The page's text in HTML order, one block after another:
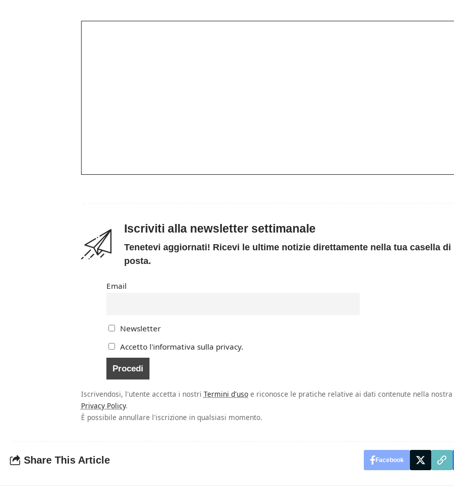
Iscriviti alla newsletter settimanale
Tenetevi aggiornati! Ricevi le ultime notizie direttamente nella tua casella di
posta.
Email
Newsletter
Accetto l'informativa sulla privacy.
Iscrivendosi, l'utente accetta i nostri Termini d'usoe riconosce le pratiche relative ai dati contenute nella nostra
Privacy Policy.
È possibile annullare l'iscrizione in qualsiasi momento.
Share This Article Facebook